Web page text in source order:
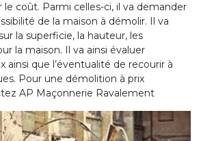
coût. Parmi celles-ci, il va demander
de la maison à démolir. Il va
la superficie, la hauteur, les
la maison. Il va ainsi évaluer
ainsi que l’éventualité de recourir à
Pour une démolition à prix
AP Maçonnerie Ravalement